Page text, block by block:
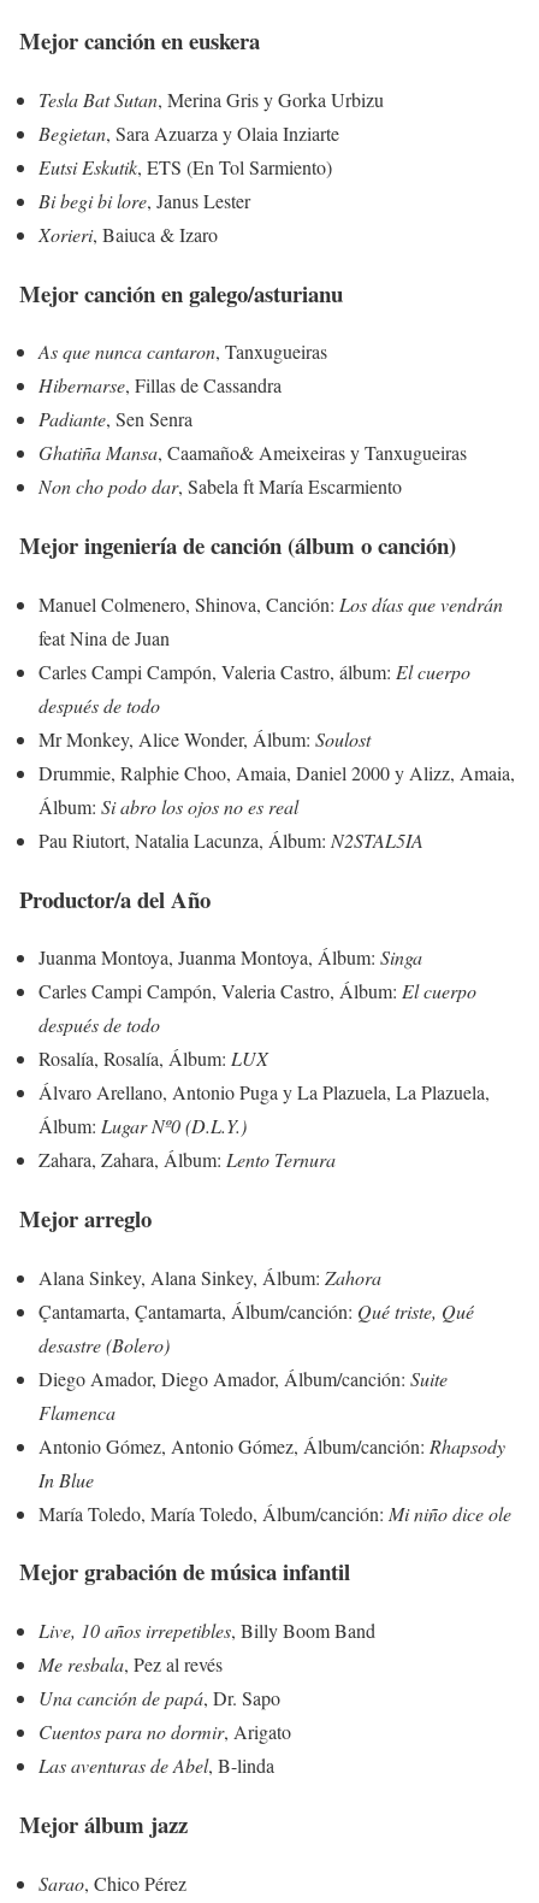
Mejor canción en euskera
Tesla Bat Sutan, Merina Gris y Gorka Urbizu
Begietan, Sara Azuarza y Olaia Inziarte
Eutsi Eskutik, ETS (En Tol Sarmiento)
Bi begi bi lore, Janus Lester
Xorieri, Baiuca & Izaro
Mejor canción en galego/asturianu
As que nunca cantaron, Tanxugueiras
Hibernarse, Fillas de Cassandra
Padiante, Sen Senra
Ghatiña Mansa, Caamaño& Ameixeiras y Tanxugueiras
Non cho podo dar, Sabela ft María Escarmiento
Mejor ingeniería de canción (álbum o canción)
Manuel Colmenero, Shinova, Canción: Los días que vendrán
feat Nina de Juan
Carles Campi Campón, Valeria Castro, álbum: El cuerpo
después de todo
Mr Monkey, Alice Wonder, Álbum: Soulost
Drummie, Ralphie Choo, Amaia, Daniel 2000 y Alizz, Amaia,
Álbum: Si abro los ojos no es real
Pau Riutort, Natalia Lacunza, Álbum: N2STAL5IA
Productor/a del Año
Juanma Montoya, Juanma Montoya, Álbum: Singa
Carles Campi Campón, Valeria Castro, Álbum: El cuerpo
después de todo
Rosalía, Rosalía, Álbum: LUX
Álvaro Arellano, Antonio Puga y La Plazuela, La Plazuela,
Álbum: Lugar Nº0 (D.L.Y.)
Zahara, Zahara, Álbum: Lento Ternura
Mejor arreglo
Alana Sinkey, Alana Sinkey, Álbum: Zahora
Çantamarta, Çantamarta, Álbum/canción: Qué triste, Qué
desastre (Bolero)
Diego Amador, Diego Amador, Álbum/canción: Suite
Flamenca
Antonio Gómez, Antonio Gómez, Álbum/canción: Rhapsody
In Blue
María Toledo, María Toledo, Álbum/canción: Mi niño dice ole
Mejor grabación de música infantil
Live, 10 años irrepetibles, Billy Boom Band
Me resbala, Pez al revés
Una canción de papá, Dr. Sapo
Cuentos para no dormir, Arigato
Las aventuras de Abel, B-linda
Mejor álbum jazz
Sarao, Chico Pérez